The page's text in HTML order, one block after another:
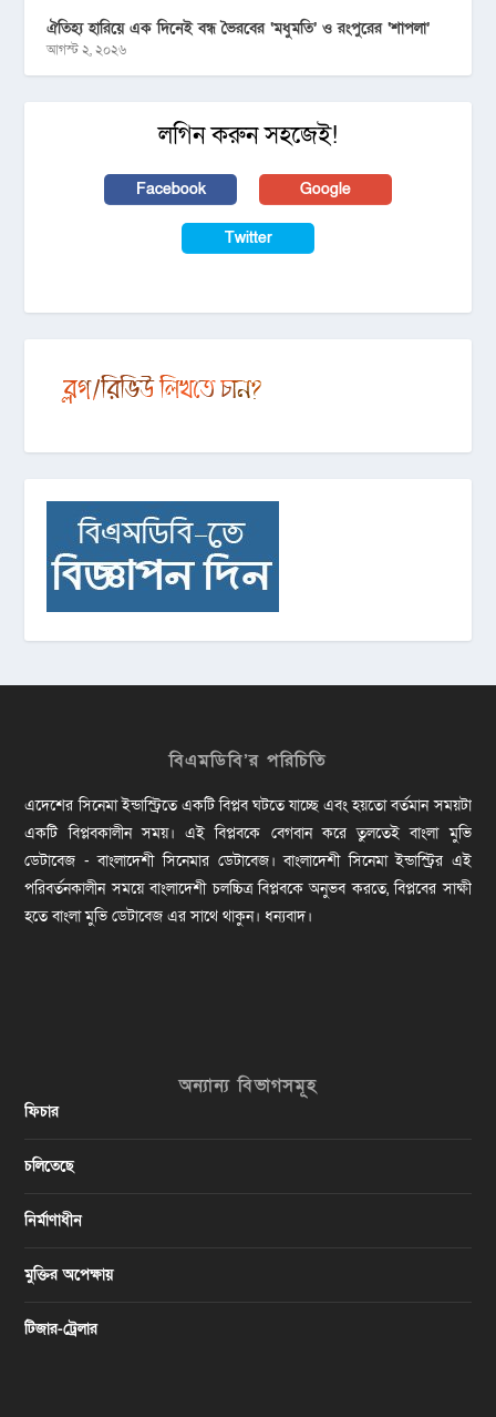
ঐতিহ্য হারিয়ে এক দিনেই বন্ধ ভৈরবের ‘মধুমতি’ ও রংপুরের ‘শাপলা’
আগস্ট ২, ২০২৬
লগিন করুন সহজেই!
Facebook Google
Twitter
বিএমডিবি’র পরিচিতি
এদেশের সিনেমা ইন্ডাস্ট্রিতে একটি বিপ্লব ঘটতে যাচ্ছে এবং হয়তো বর্তমান সময়টা
একটি বিপ্লবকালীন সময়। এই বিপ্লবকে বেগবান করে তুলতেই বাংলা মুভি
ডেটাবেজ - বাংলাদেশী সিনেমার ডেটাবেজ। বাংলাদেশী সিনেমা ইন্ডাস্ট্রির এই
পরিবর্তনকালীন সময়ে বাংলাদেশী চলচ্চিত্র বিপ্লবকে অনুভব করতে, বিপ্লবের সাক্ষী
হতে বাংলা মুভি ডেটাবেজ এর সাথে থাকুন। ধন্যবাদ।
অন্যান্য বিভাগসমূহ
ফিচার
চলিতেছে
নির্মাণাধীন
মুক্তির অপেক্ষায়
টিজার-ট্রেলার